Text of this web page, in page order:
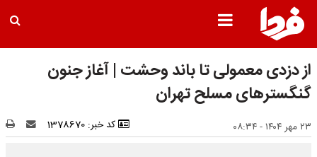
از دزدی معمولی تا باند وحشت | آغاز جنون
گنگسترهای مسلح تهران
۲۳ مهر ۱۴۰۴ - ۰۸:۳۴ کد خبر: 1378670